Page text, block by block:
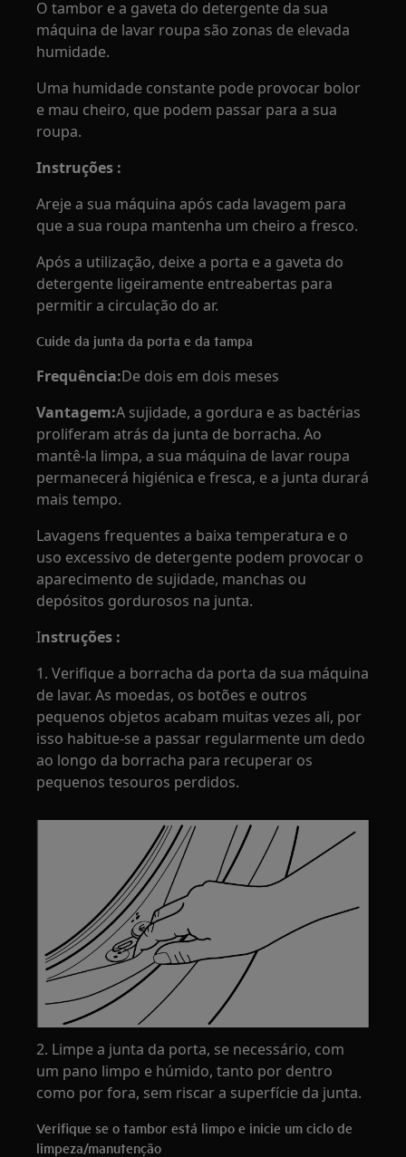
O tambor e a gaveta do detergente da sua
máquina de lavar roupa são zonas de elevada
humidade.
Uma humidade constante pode provocar bolor
e mau cheiro, que podem passar para a sua
roupa.
Instruções :
Areje a sua máquina após cada lavagem para
que a sua roupa mantenha um cheiro a fresco.
Após a utilização, deixe a porta e a gaveta do
detergente ligeiramente entreabertas para
permitir a circulação do ar.
Cuide da junta da porta e da tampa
Frequência:De dois em dois meses
Vantagem:A sujidade, a gordura e as bactérias
proliferam atrás da junta de borracha. Ao
mantê-la limpa, a sua máquina de lavar roupa
permanecerá higiénica e fresca, e a junta durará
mais tempo.
Lavagens frequentes a baixa temperatura e o
uso excessivo de detergente podem provocar o
aparecimento de sujidade, manchas ou
depósitos gordurosos na junta.
Instruções :
1. Verifique a borracha da porta da sua máquina
de lavar. As moedas, os botões e outros
pequenos objetos acabam muitas vezes ali, por
isso habitue-se a passar regularmente um dedo
ao longo da borracha para recuperar os
pequenos tesouros perdidos.
2. Limpe a junta da porta, se necessário, com
um pano limpo e húmido, tanto por dentro
como por fora, sem riscar a superfície da junta.
Verifique se o tambor está limpo e inicie um ciclo de
limpeza/manutenção